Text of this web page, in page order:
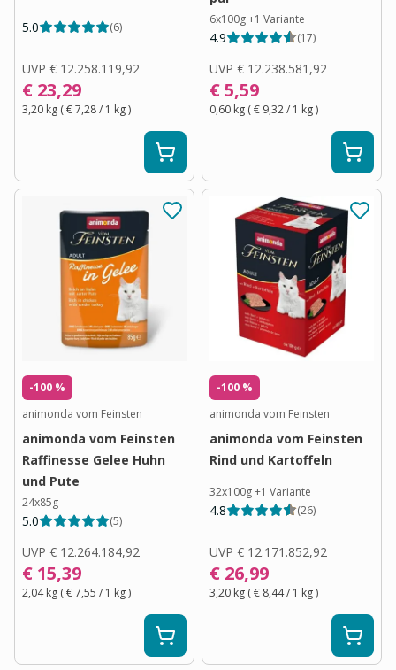
5.0 (6)
UVP € 12.258.119,92
€ 23,29
3,20 kg (€ 7,28/ 1 kg)
6x100g+1 Variante
4.9 (17)
UVP € 12.238.581,92
€ 5,59
0,60 kg (€ 9,32/ 1 kg)
-100 %
animonda vom Feinsten
animonda vom Feinsten
Raffinesse Gelee Huhn
und Pute
24x85g
5.0 (5)
UVP € 12.264.184,92
€ 15,39
2,04 kg (€ 7,55 / 1 kg)
-100 %
animonda vom Feinsten
animonda vom Feinsten
Rind und Kartoffeln
32x100g+1 Variante
4.8 (26)
UVP € 12.171.852,92
€ 26,99
3,20 kg (€ 8,44/ 1 kg)